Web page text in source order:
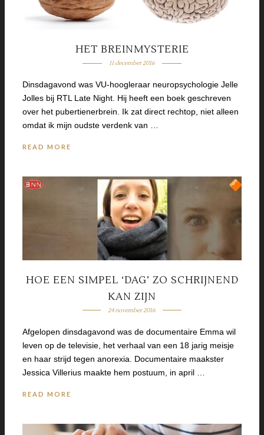
HET BREINMYSTERIE
11 december 2016
Dinsdagavond was VU-hoogleraar neuropsychologie Jelle
Jolles bij RTL Late Night. Hij heeft een boek geschreven
over het pubertienerbrein. Ik zat direct rechtop, niet alleen
omdat ik mijn oudste verdenk van …
READ MORE
HOE EEN SIMPEL ‘DAG’ ZO SCHRIJNEND
KAN ZIJN
24 november 2016
Afgelopen dinsdagavond was de documentaire Emma wil
leven op de televisie, het verhaal van een 18 jarig meisje
en haar strijd tegen anorexia. Documentaire maakster
Jessica Villerius maakte hem postuum, in april …
READ MORE